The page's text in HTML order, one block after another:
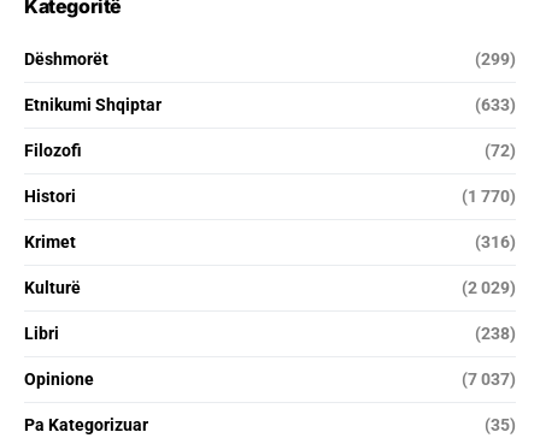
Kategoritë
Dëshmorët (299)
Etnikumi Shqiptar (633)
Filozofi (72)
Histori (1 770)
Krimet (316)
Kulturë (2 029)
Libri (238)
Opinione (7 037)
Pa Kategorizuar (35)